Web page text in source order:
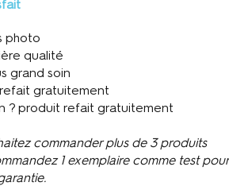
photo
qualité
grand soin
gratuitement
? produit refait gratuitement
commander plus de 3 produits
1 exemplaire comme test pour